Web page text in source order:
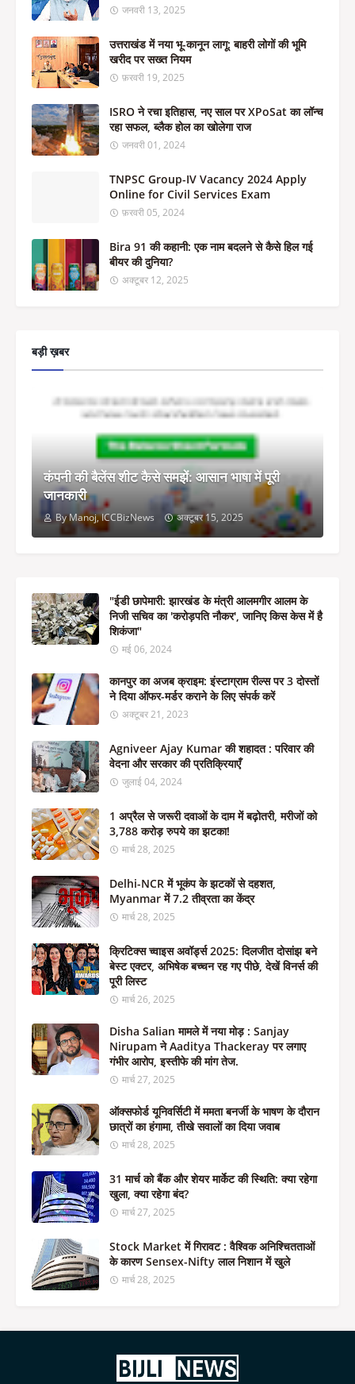
जनवरी 13, 2025
उत्तराखंड में नया भू-कानून लागू: बाहरी लोगों की भूमि
खरीद पर सख्त नियम
फ़रवरी 19, 2025
ISRO ने रचा इतिहास, नए साल पर XPoSat का लॉन्च
रहा सफल, ब्लैक होल का खोलेगा राज
जनवरी 01, 2024
TNPSC Group-IV Vacancy 2024 Apply
Online for Civil Services Exam
फ़रवरी 05, 2024
Bira 91 की कहानी: एक नाम बदलने से कैसे हिल गई
बीयर की दुनिया?
अक्टूबर 12, 2025
बड़ी ख़बर
कंपनी की बैलेंस शीट कैसे समझें: आसान भाषा में पूरी
जानकारी
By Manoj, ICCBizNews अक्टूबर 15, 2025
"ईडी छापेमारी: झारखंड के मंत्री आलमगीर आलम के
निजी सचिव का 'करोड़पति नौकर', जानिए किस केस में है
शिकंजा"
मई 06, 2024
कानपुर का अजब क्राइम: इंस्टाग्राम रील्स पर 3 दोस्तों
ने दिया ऑफर-मर्डर कराने के लिए संपर्क करें
अक्टूबर 21, 2023
Agniveer Ajay Kumar की शहादत : परिवार की
वेदना और सरकार की प्रतिक्रियाएँ
जुलाई 04, 2024
1 अप्रैल से जरूरी दवाओं के दाम में बढ़ोतरी, मरीजों को
3,788 करोड़ रुपये का झटका!
मार्च 28, 2025
Delhi-NCR में भूकंप के झटकों से दहशत,
Myanmar में 7.2 तीव्रता का केंद्र
मार्च 28, 2025
क्रिटिक्स च्वाइस अवॉर्ड्स 2025: दिलजीत दोसांझ बने
बेस्ट एक्टर, अभिषेक बच्चन रह गए पीछे, देखें विनर्स की
पूरी लिस्ट
मार्च 26, 2025
Disha Salian मामले में नया मोड़ : Sanjay
Nirupam ने Aaditya Thackeray पर लगाए
गंभीर आरोप, इस्तीफे की मांग तेज.
मार्च 27, 2025
ऑक्सफोर्ड यूनिवर्सिटी में ममता बनर्जी के भाषण के दौरान
छात्रों का हंगामा, तीखे सवालों का दिया जवाब
मार्च 28, 2025
31 मार्च को बैंक और शेयर मार्केट की स्थिति: क्या रहेगा
खुला, क्या रहेगा बंद?
मार्च 27, 2025
Stock Market में गिरावट : वैश्विक अनिश्चितताओं
के कारण Sensex-Nifty लाल निशान में खुले
मार्च 28, 2025